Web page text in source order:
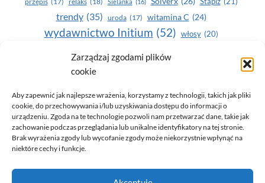
Zarządzaj zgodami plików
cookie
Aby zapewnić jak najlepsze wrażenia, korzystamy z technologii, takich jak pliki
cookie, do przechowywania i/lub uzyskiwania dostępu do informacji o
urządzeniu. Zgoda na te technologie pozwoli nam przetwarzać dane, takie jak
zachowanie podczas przeglądania lub unikalne identyfikatory na tej stronie.
Brak wyrażenia zgody lub wycofanie zgody może niekorzystnie wpłynąć na
niektóre cechy i funkcje.
trendy (35) uroda (17) witamina C (24)
wydawnictwo Initium (52) włosy (20)
Yasumi(164) zdrowe zęby
zdrowie
© 2026 Only You - portal dla kobiet (uroda, moda, zdrowie)